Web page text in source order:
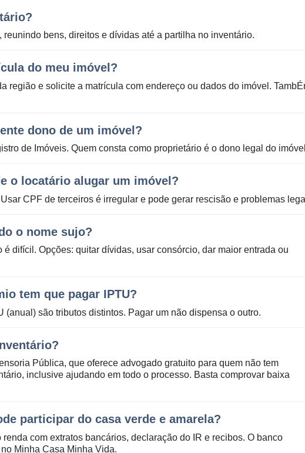
bens, direitos e dívidas até a partilha no inventário.
do meu imóvel?
região e solicite a matrícula com endereço ou dados do imóvel.
dono de um imóvel?
de Imóveis. Quem consta como proprietário é o dono legal do
o locatário alugar um imóvel?
CPF de terceiros é irregular e pode gerar rescisão e problemas
o nome sujo?
difícil. Opções: quitar dívidas, usar consórcio, dar maior entrada ou
tem que pagar IPTU?
(anual) são tributos distintos. Pagar um não dispensa o outro.
Pública, que oferece advogado gratuito para quem não tem
inclusive ajudando em todo o processo. Basta comprovar baixa
participar do casa verde e amarela?
com extratos bancários, declaração do IR e recibos. O banco
Minha Casa Minha Vida.